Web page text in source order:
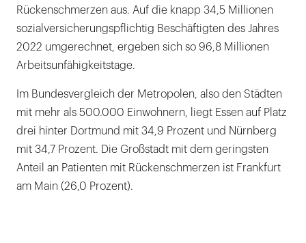
Rückenschmerzen aus. Auf die knapp 34,5 Millionen
sozialversicherungspflichtig Beschäftigten des Jahres
2022 umgerechnet, ergeben sich so 96,8 Millionen
Arbeitsunfähigkeitstage.
Im Bundesvergleich der Metropolen, also den Städten
mit mehr als 500.000 Einwohnern, liegt Essen auf Platz
drei hinter Dortmund mit 34,9 Prozent und Nürnberg
mit 34,7 Prozent. Die Großstadt mit dem geringsten
Anteil an Patienten mit Rückenschmerzen ist Frankfurt
am Main (26,0 Prozent).